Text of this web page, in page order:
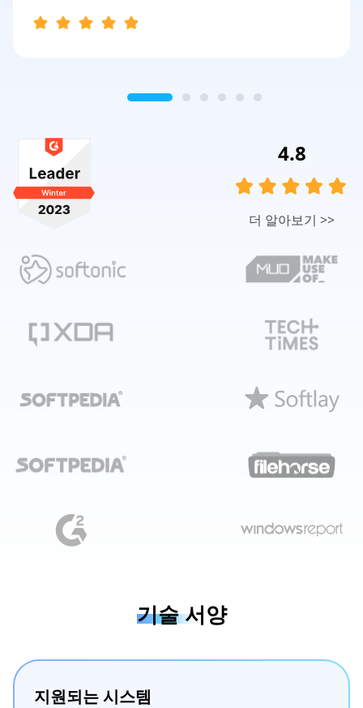
4.8
더 알아보기 >>
기술 서양
지원되는 시스템